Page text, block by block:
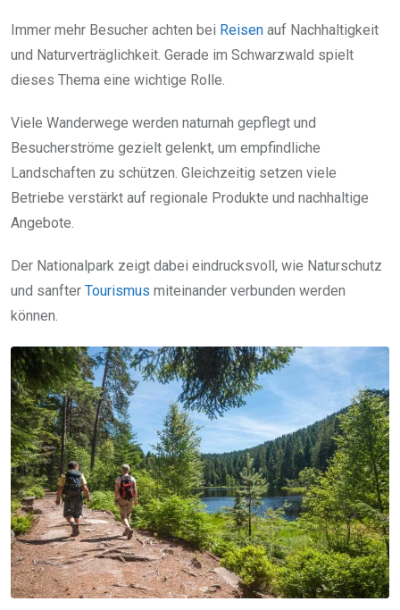
Immer mehr Besucher achten bei Reisen auf Nachhaltigkeit
und Naturverträglichkeit. Gerade im Schwarzwald spielt
dieses Thema eine wichtige Rolle.
Viele Wanderwege werden naturnah gepflegt und
Besucherströme gezielt gelenkt, um empfindliche
Landschaften zu schützen. Gleichzeitig setzen viele
Betriebe verstärkt auf regionale Produkte und nachhaltige
Angebote.
Der Nationalpark zeigt dabei eindrucksvoll, wie Naturschutz
und sanfter Tourismus miteinander verbunden werden
können.